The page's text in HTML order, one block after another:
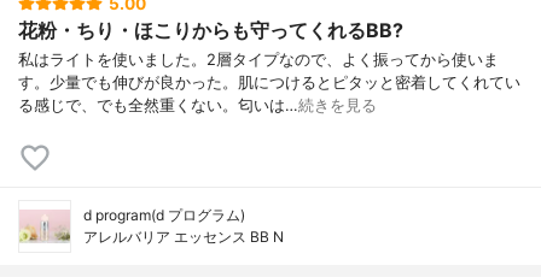
花粉・ちり・ほこりからも守ってくれるBB?
私はライトを使いました。2層タイプなので、よく振ってから使いま
す。少量でも伸びが良かった。肌につけるとピタッと密着してくれてい
る感じで、でも全然重くない。匂いは…続きを見る
d program(d プログラム)
アレルバリア エッセンス BB N